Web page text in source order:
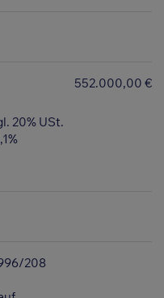
552.000,00 €
20% USt.
208